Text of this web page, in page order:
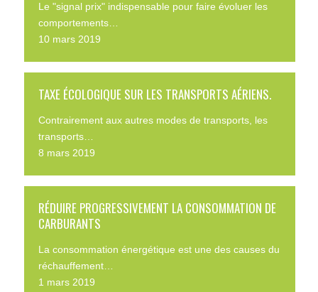
Le "signal prix" indispensable pour faire évoluer les
comportements…
10 mars 2019
TAXE ÉCOLOGIQUE SUR LES TRANSPORTS AÉRIENS.
Contrairement aux autres modes de transports, les
transports…
8 mars 2019
RÉDUIRE PROGRESSIVEMENT LA CONSOMMATION DE
CARBURANTS
La consommation énergétique est une des causes du
réchauffement…
1 mars 2019